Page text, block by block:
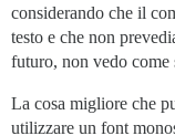
considerando che il
testo e che non
futuro, non vedo come
La cosa migliore che
utilizzare un font